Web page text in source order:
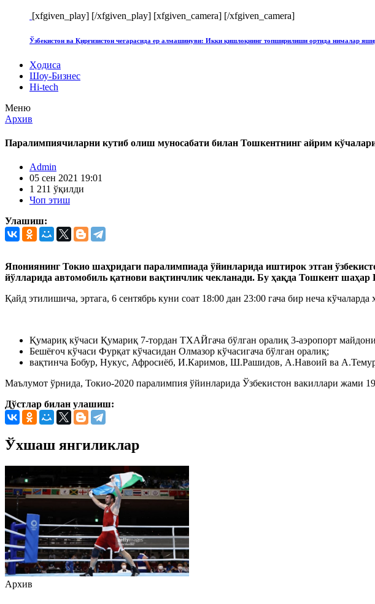
[xfgiven_play] [/xfgiven_play] [xfgiven_camera] [/xfgiven_camera]
Ўзбекистон ва Қирғизистон чегарасида ер алмашинуви: Икки қишлоқнинг топширилиши ортида нималар
Ҳодиса
Шоу-Бизнес
Hi-tech
Меню
Архив
Паралимпиячиларни кутиб олиш муносабати билан Тошкентнинг айрим
Admin
05 сен 2021 19:01
1 211 ўқилди
Чоп этиш
Улашиш:
Япониянинг Токио шаҳридаги паралимпиада ўйинларида иштирок этган
йўлларида автомобиль қатнови вақтинчлик чекланади. Бу ҳақда Тошкент
Қайд этилишича, эртага, 6 сентябрь куни соат 18:00 дан 23:00 гача бир неча кўчаларда
Қумариқ кўчаси Қумариқ 7-тордан ТХАЙгача бўлган оралиқ 3-аэропорт
Бешёғоч кўчаси Фурқат кўчасидан Олмазор кўчасигача бўлган оралиқ;
вақтинча Бобур, Нукус, Афросиёб, И.Каримов, Ш.Рашидов, А.Навоий ва А.Темур
Маълумот ўрнида, Токио-2020 паралимпия ўйинларида Ўзбекистон вакиллари жами
Дўстлар билан улашиш:
Ўхшаш янгиликлар
Архив